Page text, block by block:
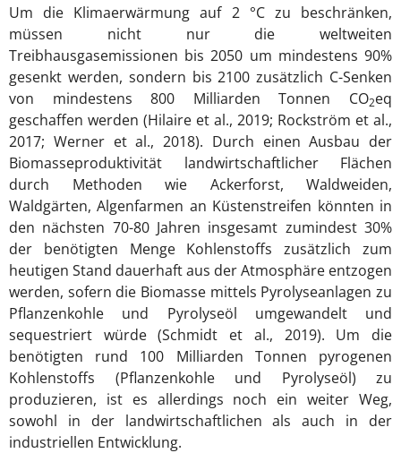
Um die Klimaerwärmung auf 2 °C zu beschränken,
müssen nicht nur die weltweiten
Treibhausgasemissionen bis 2050 um mindestens 90%
gesenkt werden, sondern bis 2100 zusätzlich C-Senken
von mindestens 800 Milliarden Tonnen CO2eq
geschaffen werden (Hilaire et al., 2019; Rockström et al.,
2017; Werner et al., 2018). Durch einen Ausbau der
Biomasseproduktivität landwirtschaftlicher Flächen
durch Methoden wie Ackerforst, Waldweiden,
Waldgärten, Algenfarmen an Küstenstreifen könnten in
den nächsten 70-80 Jahren insgesamt zumindest 30%
der benötigten Menge Kohlenstoffs zusätzlich zum
heutigen Stand dauerhaft aus der Atmosphäre entzogen
werden, sofern die Biomasse mittels Pyrolyseanlagen zu
Pflanzenkohle und Pyrolyseöl umgewandelt und
sequestriert würde (Schmidt et al., 2019). Um die
benötigten rund 100 Milliarden Tonnen pyrogenen
Kohlenstoffs (Pflanzenkohle und Pyrolyseöl) zu
produzieren, ist es allerdings noch ein weiter Weg,
sowohl in der landwirtschaftlichen als auch in der
industriellen Entwicklung.